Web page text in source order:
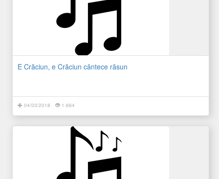
E Crăciun, e Crăciun cântece răsun
04/03/2018 1.664